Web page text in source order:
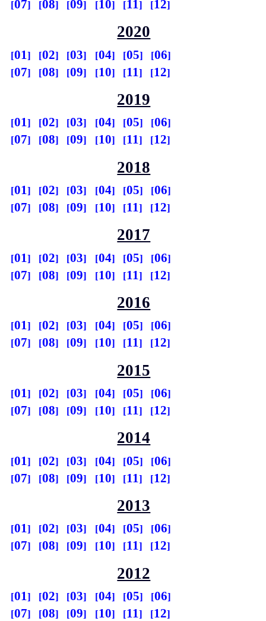
07 08 09 10 11 12
2020
01 02 03 04 05
06
07
08 09 10 11 12
2019
01 02 03 04 05
06
07
08 09 10 11 12
2018
01 02 03 04 05
06
07
08 09 10 11 12
2017
01 02 03 04 05
06
07
08 09 10 11 12
2016
01 02 03 04 05
06
07
08 09 10 11 12
2015
01 02 03 04 05
06
07
08 09 10 11 12
2014
01 02 03 04 05
06
07
08 09 10 11 12
2013
01 02 03 04 05
06
07
08 09 10 11 12
2012
01 02 03 04 05
06
07
08 09 10 11 12